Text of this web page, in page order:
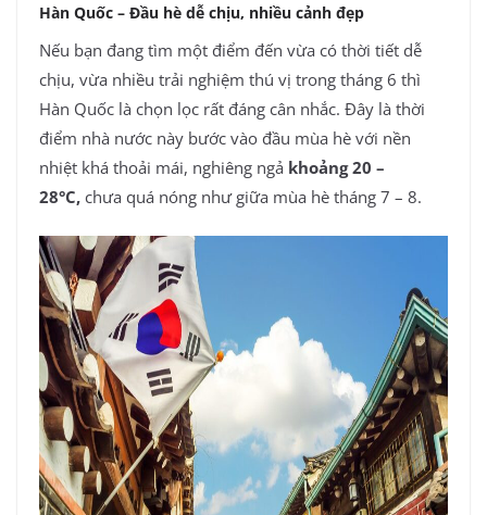
Hàn Quốc – Đầu hè dễ chịu, nhiều cảnh đẹp
Nếu bạn đang tìm một điểm đến vừa có thời tiết dễ
chịu, vừa nhiều trải nghiệm thú vị trong tháng 6 thì
Hàn Quốc là chọn lọc rất đáng cân nhắc. Đây là thời
điểm nhà nước này bước vào đầu mùa hè với nền
nhiệt khá thoải mái, nghiêng ngả khoảng 20 –
28°C, chưa quá nóng như giữa mùa hè tháng 7 – 8.